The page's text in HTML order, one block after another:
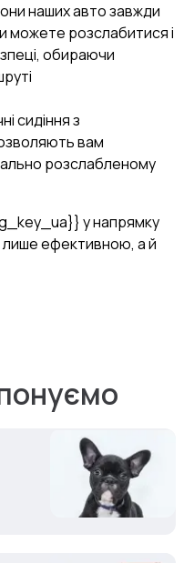
наших авто завжди
можете розслабитися і
обираючи
сидіння з
вам
розслабленому
у напрямку
ефективною, а й